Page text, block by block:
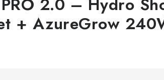
+ AzureGrow